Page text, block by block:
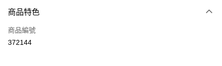
信用卡
Apple Pay
商品特色
商品編號
372144